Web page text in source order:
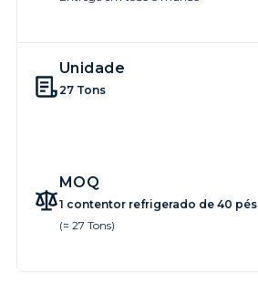
Unidade
27 Tons
MOQ
1 contentor refrigerado de 40 pés
(= 27 Tons)